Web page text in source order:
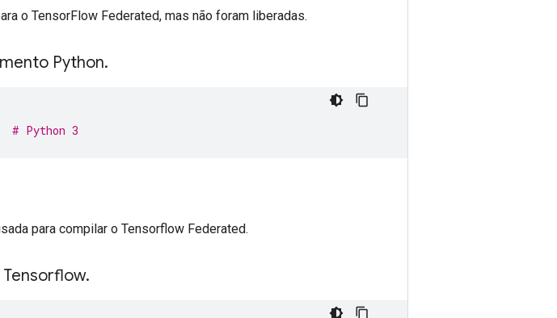
o TensorFlow Federated, mas não foram liberadas.
Python.
# Python 3
para compilar o Tensorflow Federated.
.